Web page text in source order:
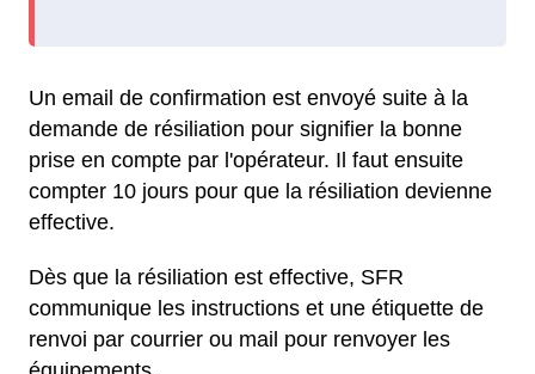
Un email de confirmation est envoyé suite à la
demande de résiliation pour signifier la bonne
prise en compte par l'opérateur. Il faut ensuite
compter 10 jours pour que la résiliation devienne
effective.
Dès que la résiliation est effective, SFR
communique les instructions et une étiquette de
renvoi par courrier ou mail pour renvoyer les